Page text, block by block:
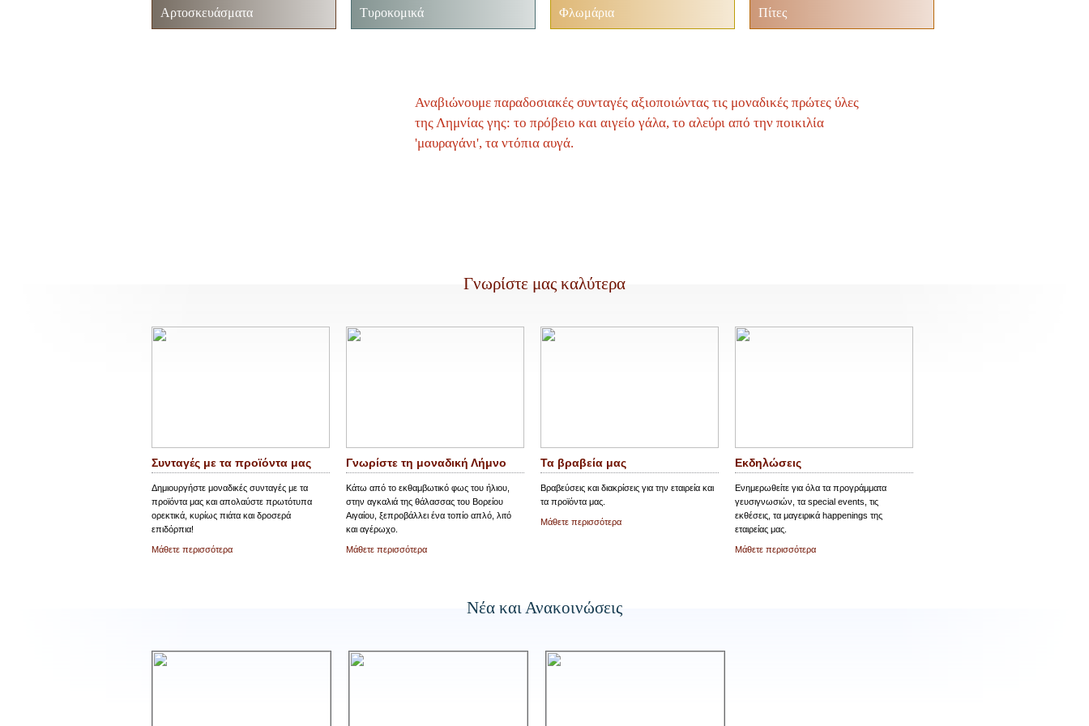
Αρτοσκευάσματα Τυροκομικά Φλωμάρια Πίτες
Αναβιώνουμε παραδοσιακές συνταγές αξιοποιώντας τις μοναδικές πρώτες ύλες
της Λημνίας γης: το πρόβειο και αιγείο γάλα, το αλεύρι από την ποικιλία
'μαυραγάνι', τα ντόπια αυγά.
Γνωρίστε μας καλύτερα
Συνταγές με τα προϊόντα μας
Δημιουργήστε μοναδικές συνταγές με τα
προϊόντα μας και απολαύστε πρωτότυπα
ορεκτικά, κυρίως πιάτα και δροσερά
επιδόρπια!
Μάθετε περισσότερα
Γνωρίστε τη μοναδική Λήμνο
Κάτω από το εκθαμβωτικό φως του ήλιου,
στην αγκαλιά της θάλασσας του Βορείου
Αιγαίου, ξεπροβάλλει ένα τοπίο απλό, λιτό
και αγέρωχο.
Μάθετε περισσότερα
Τα βραβεία μας
Βραβεύσεις και διακρίσεις για την εταιρεία και
τα προϊόντα μας.
Μάθετε περισσότερα
Εκδηλώσεις
Ενημερωθείτε για όλα τα προγράμματα
γευσιγνωσιών, τα special events, τις
εκθέσεις, τα μαγειρικά happenings της
εταιρείας μας.
Μάθετε περισσότερα
Νέα και Ανακοινώσεις